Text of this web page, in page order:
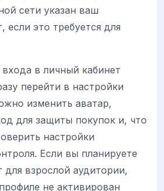
сети указан ваш
если это требуется для
в личный кабинет
перейти в настройки
изменить аватар,
для защиты покупок и, что
настройки
Если вы планируете
для взрослой аудитории,
не активирован